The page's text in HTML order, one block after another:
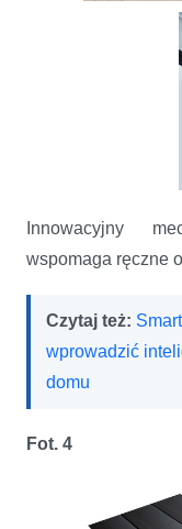
Innowacyjny
wspomaga ręczne
Czytaj też:
wprowadzić
domu
Fot. 4